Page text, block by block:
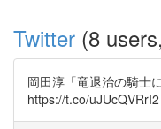
Twitter (8
岡田淳「竜退治の騎士
https://t.co/